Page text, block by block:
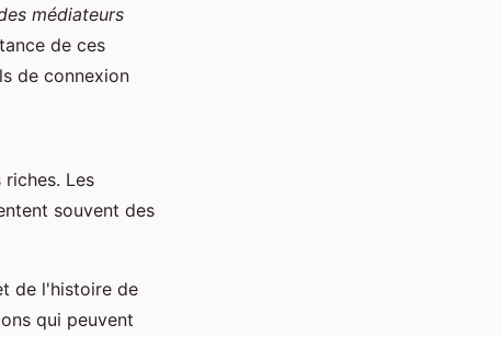
médiateurs
de ces
de connexion
Les
souvent des
de l'histoire de
qui peuvent